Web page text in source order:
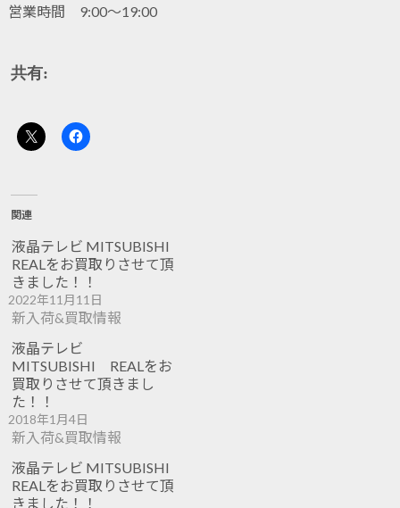
営業時間 9:00～19:00
共有:
関連
液晶テレビ MITSUBISHI
REALをお買取りさせて頂
きました！！
2022年11月11日
新入荷&買取情報
液晶テレビ
MITSUBISHI REALをお
買取りさせて頂きまし
た！！
2018年1月4日
新入荷&買取情報
液晶テレビ MITSUBISHI
REALをお買取りさせて頂
きました！！